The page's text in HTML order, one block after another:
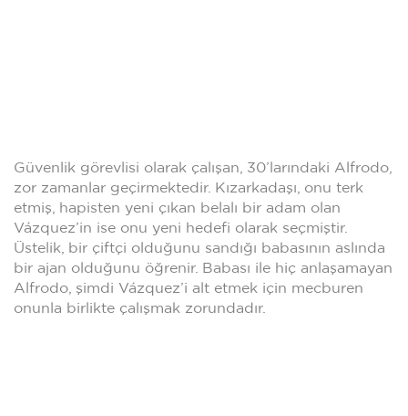
Güvenlik görevlisi olarak çalışan, 30’larındaki Alfrodo,
zor zamanlar geçirmektedir. Kızarkadaşı, onu terk
etmiş, hapisten yeni çıkan belalı bir adam olan
Vázquez’in ise onu yeni hedefi olarak seçmiştir.
Üstelik, bir çiftçi olduğunu sandığı babasının aslında
bir ajan olduğunu öğrenir. Babası ile hiç anlaşamayan
Alfrodo, şimdi Vázquez’i alt etmek için mecburen
onunla birlikte çalışmak zorundadır.